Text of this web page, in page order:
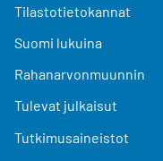
Tilastotietokannat
Suomi lukuina
Rahanarvonmuunnin
Tulevat julkaisut
Tutkimusaineistot